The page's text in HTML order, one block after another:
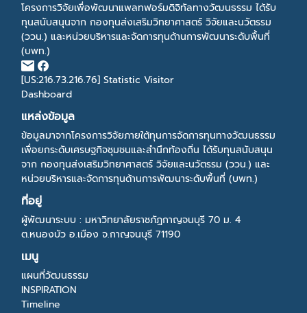
โครงการวิจัยเพื่อพัฒนาแพลทฟอร์มดิจิทัลทางวัฒนธรรม ได้รับ
ทุนสนับสนุนจาก กองทุนส่งเสริมวิทยาศาสตร์ วิจัยและนวัตรรม
(ววน.) และหน่วยบริหารและจัดการทุนด้านการพัฒนาระดับพื้นที่
(บพท.)
[US:216.73.216.76] Statistic Visitor
Dashboard
แหล่งข้อมูล
ข้อมูลมาจากโครงการวิจัยภายใต้ทุนการจัดการทุนทางวัฒนธรรม
เพื่อยกระดับเศรษฐกิจชุมชนและสำนึกท้องถิ่น ได้รับทุนสนับสนุน
จาก กองทุนส่งเสริมวิทยาศาสตร์ วิจัยและนวัตรรม (ววน.) และ
หน่วยบริหารและจัดการทุนด้านการพัฒนาระดับพื้นที่ (บพท.)
ที่อยู่
ผู้พัฒนาระบบ : มหาวิทยาลัยราชภัฏกาญจนบุรี 70 ม. 4
ต.หนองบัว อ.เมือง จ.กาญจนบุรี 71190
เมนู
แผนที่วัฒนธรรม
INSPIRATION
Timeline